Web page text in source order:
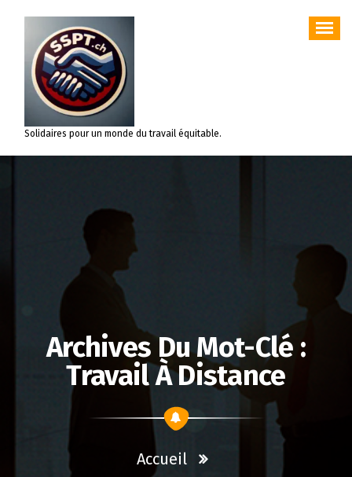
contenu
Solidaires pour un monde du travail équitable.
Archives Du Mot-Clé :
Travail À Distance
Accueil